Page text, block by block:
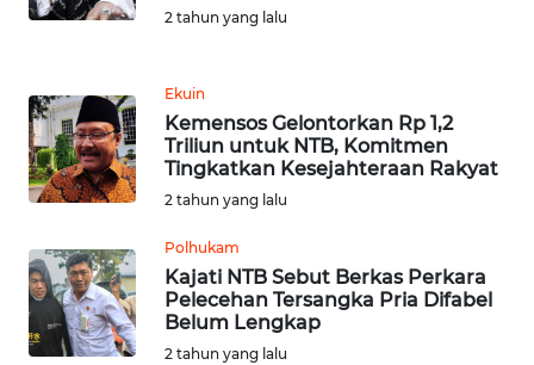
2 tahun yang lalu
Ekuin
Kemensos Gelontorkan Rp 1,2
Triliun untuk NTB, Komitmen
Tingkatkan Kesejahteraan Rakyat
2 tahun yang lalu
Polhukam
Kajati NTB Sebut Berkas Perkara
Pelecehan Tersangka Pria Difabel
Belum Lengkap
2 tahun yang lalu
WN
PADANG
LAWAS
SUMEDANG
WN
CIANJUR